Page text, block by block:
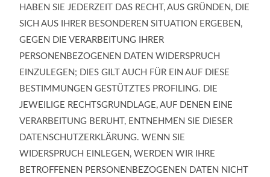
HABEN SIE JEDERZEIT DAS RECHT, AUS GRÜNDEN, DIE
SICH AUS IHRER BESONDEREN SITUATION ERGEBEN,
GEGEN DIE VERARBEITUNG IHRER
PERSONENBEZOGENEN DATEN WIDERSPRUCH
EINZULEGEN; DIES GILT AUCH FÜR EIN AUF DIESE
BESTIMMUNGEN GESTÜTZTES PROFILING. DIE
JEWEILIGE RECHTSGRUNDLAGE, AUF DENEN EINE
VERARBEITUNG BERUHT, ENTNEHMEN SIE DIESER
DATENSCHUTZERKLÄRUNG. WENN SIE
WIDERSPRUCH EINLEGEN, WERDEN WIR IHRE
BETROFFENEN PERSONENBEZOGENEN DATEN NICHT